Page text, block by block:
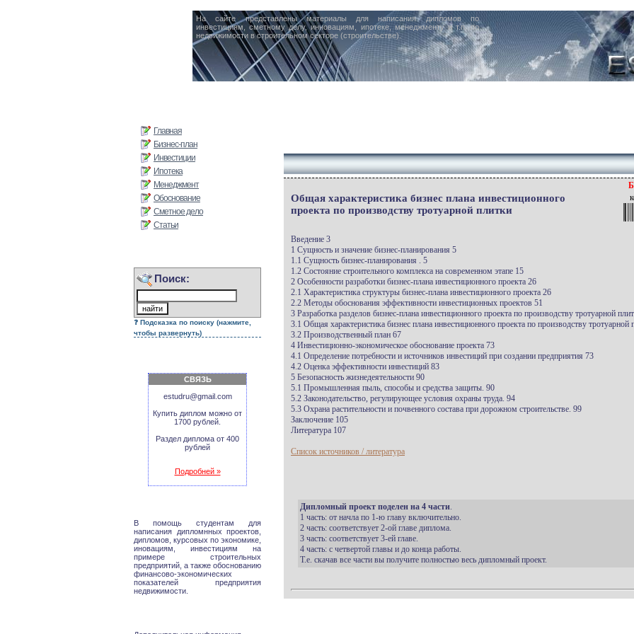
На сайте представлены материалы для написания дипломов по
инвестициям, сметному делу, инновациям, ипотеке, менеджменту и т.п. по
недвижимости в строительном секторе (строительстве).
Главная
Бизнес-план
Инвестиции
Ипотека
Менеджмент
Обоснование
Сметное дело
Статьи
Поиск:
Подсказка по поиску (нажмите,
чтобы развернуть)
СВЯЗЬ
estudru@gmail.com
Купить диплом можно от
1700 рублей.
Раздел диплома от 400
рублей
Подробней »
В помощь студентам для
написания дипломнных проектов,
дипломов, курсовых по экономике,
иновациям, инвестициям на
примере строительных
предприятий, а также обоснованию
финансово-экономических
показателей предприятия
недвижимости.
Общая характеристика бизнес плана инвестиционного
проекта по производству тротуарной плитки
Введение 3
1 Сущность и значение бизнес-планирования 5
1.1 Сущность бизнес-планирования . 5
1.2 Состояние строительного комплекса на современном этапе 15
2 Особенности разработки бизнес-плана инвестиционного проекта 26
2.1 Характеристика структуры бизнес-плана инвестиционного проекта 26
2.2 Методы обоснования эффективности инвестиционных проектов 51
3 Разработка разделов бизнес-плана инвестиционного проекта по производству тротуарной
3.1 Общая характеристика бизнес плана инвестиционного проекта по производству тротуарной
3.2 Производственный план 67
4 Инвестиционно-экономическое обоснование проекта 73
4.1 Определение потребности и источников инвестиций при создании предприятия 73
4.2 Оценка эффективности инвестиций 83
5 Безопасность жизнедеятельности 90
5.1 Промышленная пыль, способы и средства защиты. 90
5.2 Законодательство, регулирующее условия охраны труда. 94
5.3 Охрана растительности и почвенного состава при дорожном строительстве. 99
Заключение 105
Литература 107
Список источников / литература
Дипломный проект поделен на 4 части.
1 часть: от начла по 1-ю главу включительно.
2 часть: соответствует 2-ой главе диплома.
3 часть: соответствует 3-ей главе.
4 часть: с четвертой главы и до конца работы.
Т.е. скачав все части вы получите полностью весь дипломный проект.